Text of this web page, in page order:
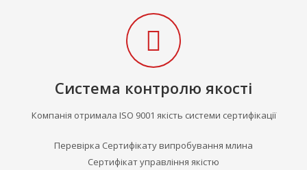
Система контролю якості
Компанія отримала ISO 9001 якість системи сертифікації
Перевірка Сертифікату випробування млина
Сертифікат управління якістю